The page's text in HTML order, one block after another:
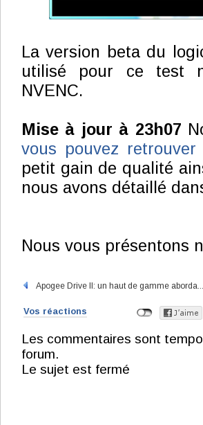
La version beta du
utilisé pour ce test
NVENC.
Mise à jour à 23h07
vous pouvez
petit gain de qualité
nous avons détaillé
Nous vous présentons
Apogee Drive II: un haut de gamme aborda...
Vos réactions
Les commentaires sont
forum.
Le sujet est fermé